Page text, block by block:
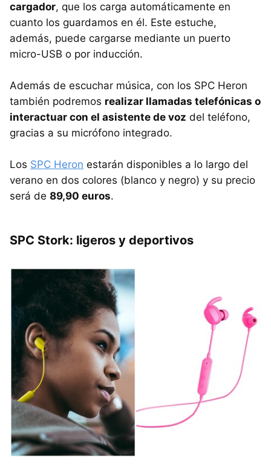
cargador, que los carga automáticamente en
cuanto los guardamos en él. Este estuche,
además, puede cargarse mediante un puerto
micro-USB o por inducción.
Además de escuchar música, con los SPC Heron
también podremos realizar llamadas telefónicas o
interactuar con el asistente de voz del teléfono,
gracias a su micrófono integrado.
Los SPC Heron estarán disponibles a lo largo del
verano en dos colores (blanco y negro) y su precio
será de 89,90 euros.
SPC Stork: ligeros y deportivos